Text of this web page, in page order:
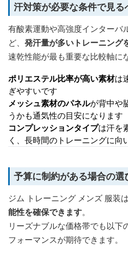
汗対策が必要な条件で見る
有酸素運動や高強度インターバ
ど、 発汗量が多いトレーニング
速乾性能が最も重要な比較軸に
ポリエステル比率が高い素材は
ぎやすいです
メッシュ素材のパネルが背中や
うかも通気性の目安になります
コンプレッションタイプは汗を
く、長時間のトレーニングに向
予算に制約がある場合の選
ジム トレーニング メンズ 服装は
能性を確保できます。
リーズナブルな価格帯でも以下
フォーマンスが期待できます。